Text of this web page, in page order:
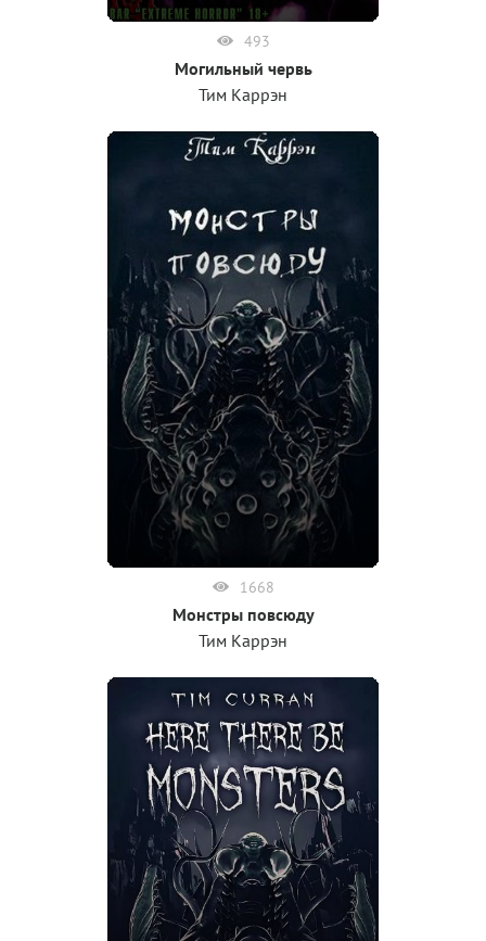
493
Могильный червь
Тим Каррэн
1668
Монстры повсюду
Тим Каррэн